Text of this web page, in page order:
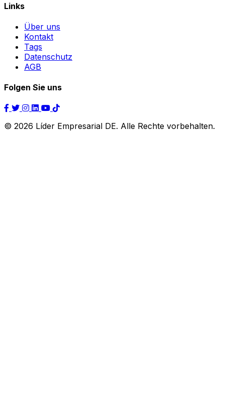
Links
Über uns
Kontakt
Tags
Datenschutz
AGB
Folgen Sie uns
© 2026 Líder Empresarial DE. Alle Rechte vorbehalten.